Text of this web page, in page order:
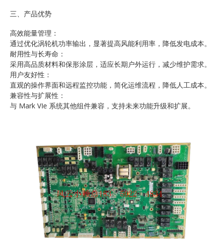
三、产品优势
高效能量管理：
通过优化涡轮机功率输出，显著提高风能利用率，降低发电成本。
耐用性与长寿命：
采用高品质材料和保形涂层，适应长期户外运行，减少维护需求。
用户友好性：
直观的操作界面和远程监控功能，简化运维流程，降低人工成本。
兼容性与扩展性：
与 Mark VIe 系统其他组件兼容，支持未来功能升级和扩展。